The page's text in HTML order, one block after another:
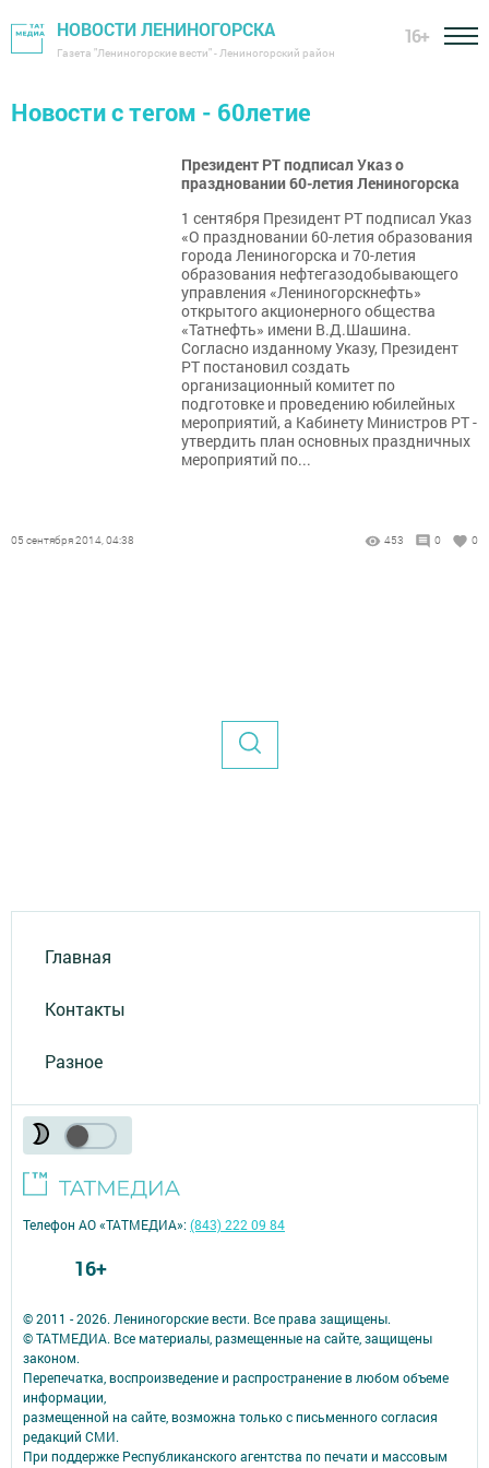
НОВОСТИ ЛЕНИНОГОРСКА
Газета "Лениногорские вести" - Лениногорский район
16+
Новости с тегом - 60летие
Президент РТ подписал Указ о
праздновании 60-летия Лениногорска
1 сентября Президент РТ подписал Указ
«О праздновании 60-летия образования
города Лениногорска и 70-летия
образования нефтегазодобывающего
управления «Лениногорскнефть»
открытого акционерного общества
«Татнефть» имени В.Д.Шашина.
Согласно изданному Указу, Президент
РТ постановил создать
организационный комитет по
подготовке и проведению юбилейных
мероприятий, а Кабинету Министров РТ -
утвердить план основных праздничных
мероприятий по...
05 сентября 2014, 04:38 453 0 0
Главная
Контакты
Разное
© 2011 - 2026. Лениногорские вести. Все права защищены.
© ТАТМЕДИА. Все материалы, размещенные на сайте, защищены
законом.
Перепечатка, воспроизведение и распространение в любом объеме
информации,
размещенной на сайте, возможна только с письменного согласия
редакций СМИ.
При поддержке Республиканского агентства по печати и массовым
Телефон АО «ТАТМЕДИА»:(843) 222 09 84
16+